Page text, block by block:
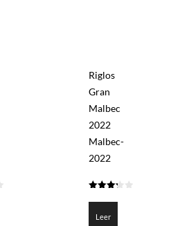
Riglos
Gran
Malbec
2022
Malbec-
2022
Leer